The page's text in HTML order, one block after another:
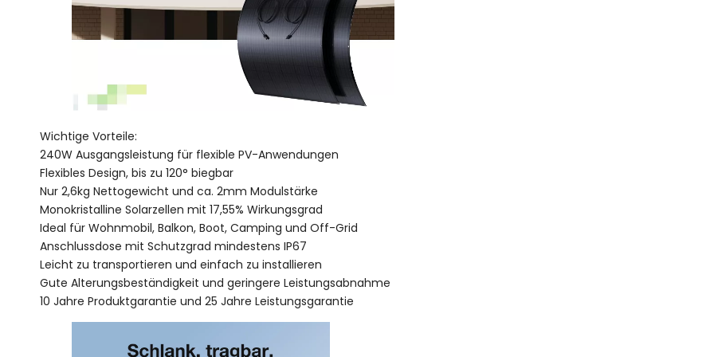
Wichtige Vorteile:
240W Ausgangsleistung für flexible PV-Anwendungen
Flexibles Design, bis zu 120° biegbar
Nur 2,6kg Nettogewicht und ca. 2mm Modulstärke
Monokristalline Solarzellen mit 17,55% Wirkungsgrad
Ideal für Wohnmobil, Balkon, Boot, Camping und Off-Grid
Anschlussdose mit Schutzgrad mindestens IP67
Leicht zu transportieren und einfach zu installieren
Gute Alterungsbeständigkeit und geringere Leistungsabnahme
10 Jahre Produktgarantie und 25 Jahre Leistungsgarantie